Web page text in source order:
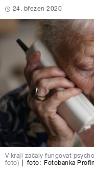
24. březen 2020
V kraji začaly fungovat
foto)
foto: Fotobanka